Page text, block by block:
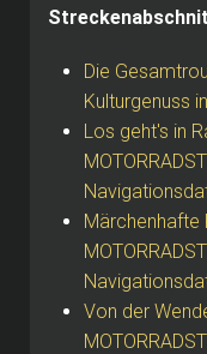
Die
Kulturgenuss
Los geht's in
Märchenhafte
Von der